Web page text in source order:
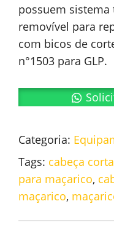
possuem
removível para
com bicos de
n°1503 para GLP.
Categoria:
Tags: cabeça
para maçarico,
maçarico,